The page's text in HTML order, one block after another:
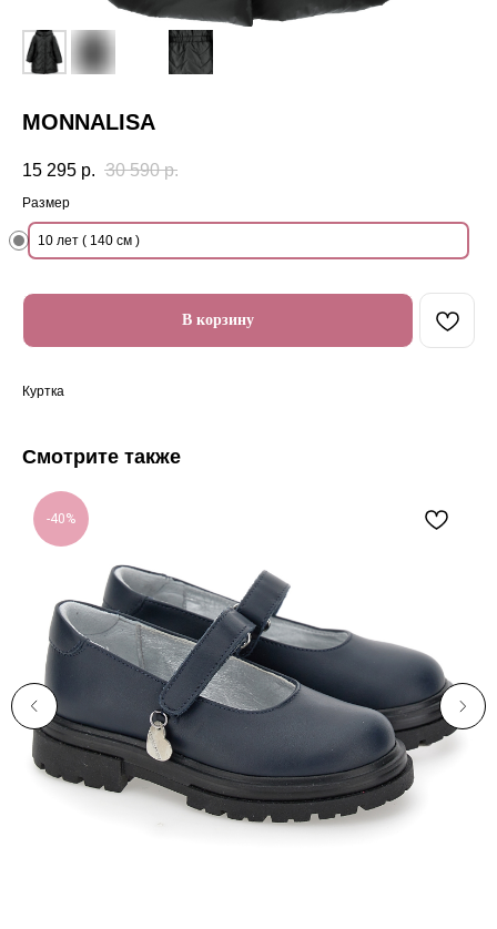
MONNALISA
15 295 р. 30 590 р.
Размер
10 лет ( 140 см )
В корзину
Куртка
Смотрите также
-40%